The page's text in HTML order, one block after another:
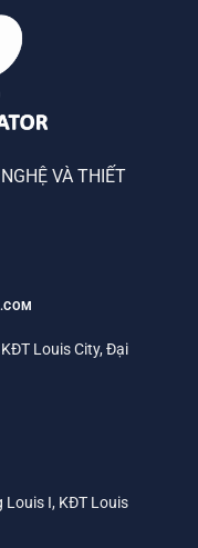
VÀ THIẾT
Louis City, Đại
Louis I, KĐT Louis